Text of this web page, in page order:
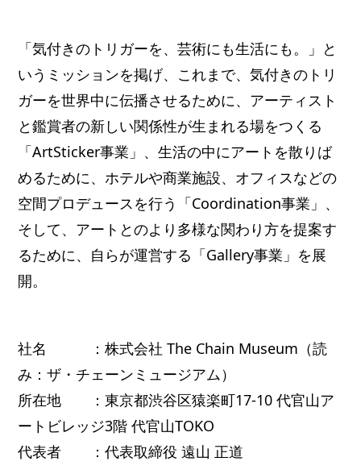
「気付きのトリガーを、芸術にも生活にも。」と
いうミッションを掲げ、これまで、気付きのトリ
ガーを世界中に伝播させるために、アーティスト
と鑑賞者の新しい関係性が生まれる場をつくる
「ArtSticker事業」、生活の中にアートを散りば
めるために、ホテルや商業施設、オフィスなどの
空間プロデュースを行う「Coordination事業」、
そして、アートとのより多様な関わり方を提案す
るために、自らが運営する「Gallery事業」を展
開。
社名 ：株式会社 The Chain Museum（読
み：ザ・チェーンミュージアム）
所在地 ：東京都渋谷区猿楽町17-10 代官山ア
ートビレッジ3階 代官山TOKO
代表者 ：代表取締役 遠山 正道